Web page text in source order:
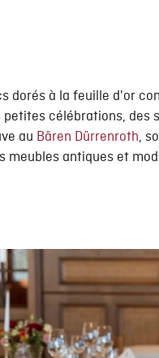
dorés à la feuille d'or
célébrations, des
au Bären Dürrenroth,
meubles antiques et